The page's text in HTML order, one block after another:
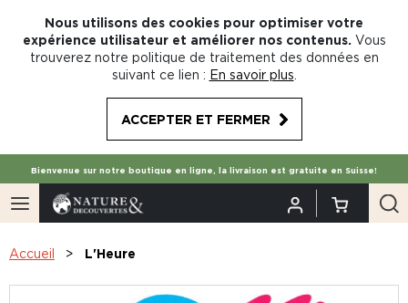
Nous utilisons des cookies pour optimiser votre
expérience utilisateur et améliorer nos contenus. Vous
trouverez notre politique de traitement des données en
suivant ce lien : En savoir plus
ACCEPTER ET FERMER
Bienvenue sur notre boutique en ligne, la livraison est gratuite en Suisse!
Accueil L'Heure